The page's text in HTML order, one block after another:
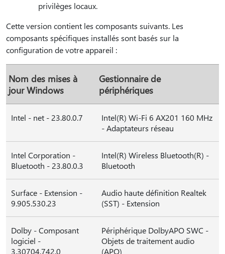
privilèges locaux.
Cette version contient les composants suivants. Les
composants spécifiques installés sont basés sur la
configuration de votre appareil :
Nom des mises à
jour Windows
Gestionnaire de
périphériques
Intel - net - 23.80.0.7
Intel(R) Wi-Fi 6 AX201 160 MHz
- Adaptateurs réseau
Intel Corporation -
Bluetooth - 23.80.0.3
Intel(R) Wireless Bluetooth(R) -
Bluetooth
Surface - Extension -
9.905.530.23
Audio haute définition Realtek
(SST) - Extension
Dolby - Composant
logiciel -
3.30704.742.0
Périphérique DolbyAPO SWC -
Objets de traitement audio
(APO)